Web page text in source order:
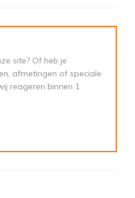
site? Of heb je
afmetingen of speciale
reageren binnen 1